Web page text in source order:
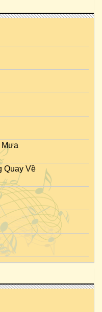
Mưa
Quay Về